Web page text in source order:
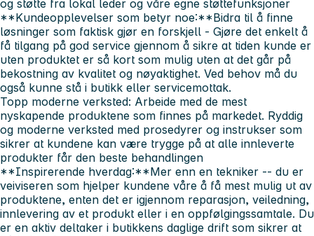
og støtte fra lokal leder og våre egne støttefunksjoner
**Kundeopplevelser som betyr noe:**Bidra til å finne
løsninger som faktisk gjør en forskjell - Gjøre det enkelt å
få tilgang på god service gjennom å sikre at tiden kunde er
uten produktet er så kort som mulig uten at det går på
bekostning av kvalitet og nøyaktighet. Ved behov må du
også kunne stå i butikk eller servicemottak.
Topp moderne verksted: Arbeide med de mest
nyskapende produktene som finnes på markedet. Ryddig
og moderne verksted med prosedyrer og instrukser som
sikrer at kundene kan være trygge på at alle innleverte
produkter får den beste behandlingen
**Inspirerende hverdag:**Mer enn en tekniker -- du er
veiviseren som hjelper kundene våre å få mest mulig ut av
produktene, enten det er igjennom reparasjon, veiledning,
innlevering av et produkt eller i en oppfølgingssamtale. Du
er en aktiv deltaker i butikkens daglige drift som sikrer at